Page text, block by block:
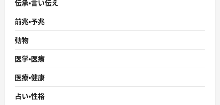
伝承・言い伝え
前兆・予兆
動物
医学・医療
医療・健康
占い・性格